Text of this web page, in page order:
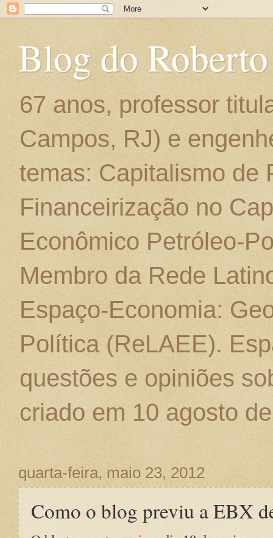
Blog do
67 anos, professor
Campos, RJ) e
temas: Capitalismo de
Financeirização no
Econômico Petróleo-
Membro da Rede
Espaço-Economia:
Política (ReLAEE).
questões e opiniões
criado em 10 agosto
quarta-feira, maio 23, 2012
Como o blog previu a EBX